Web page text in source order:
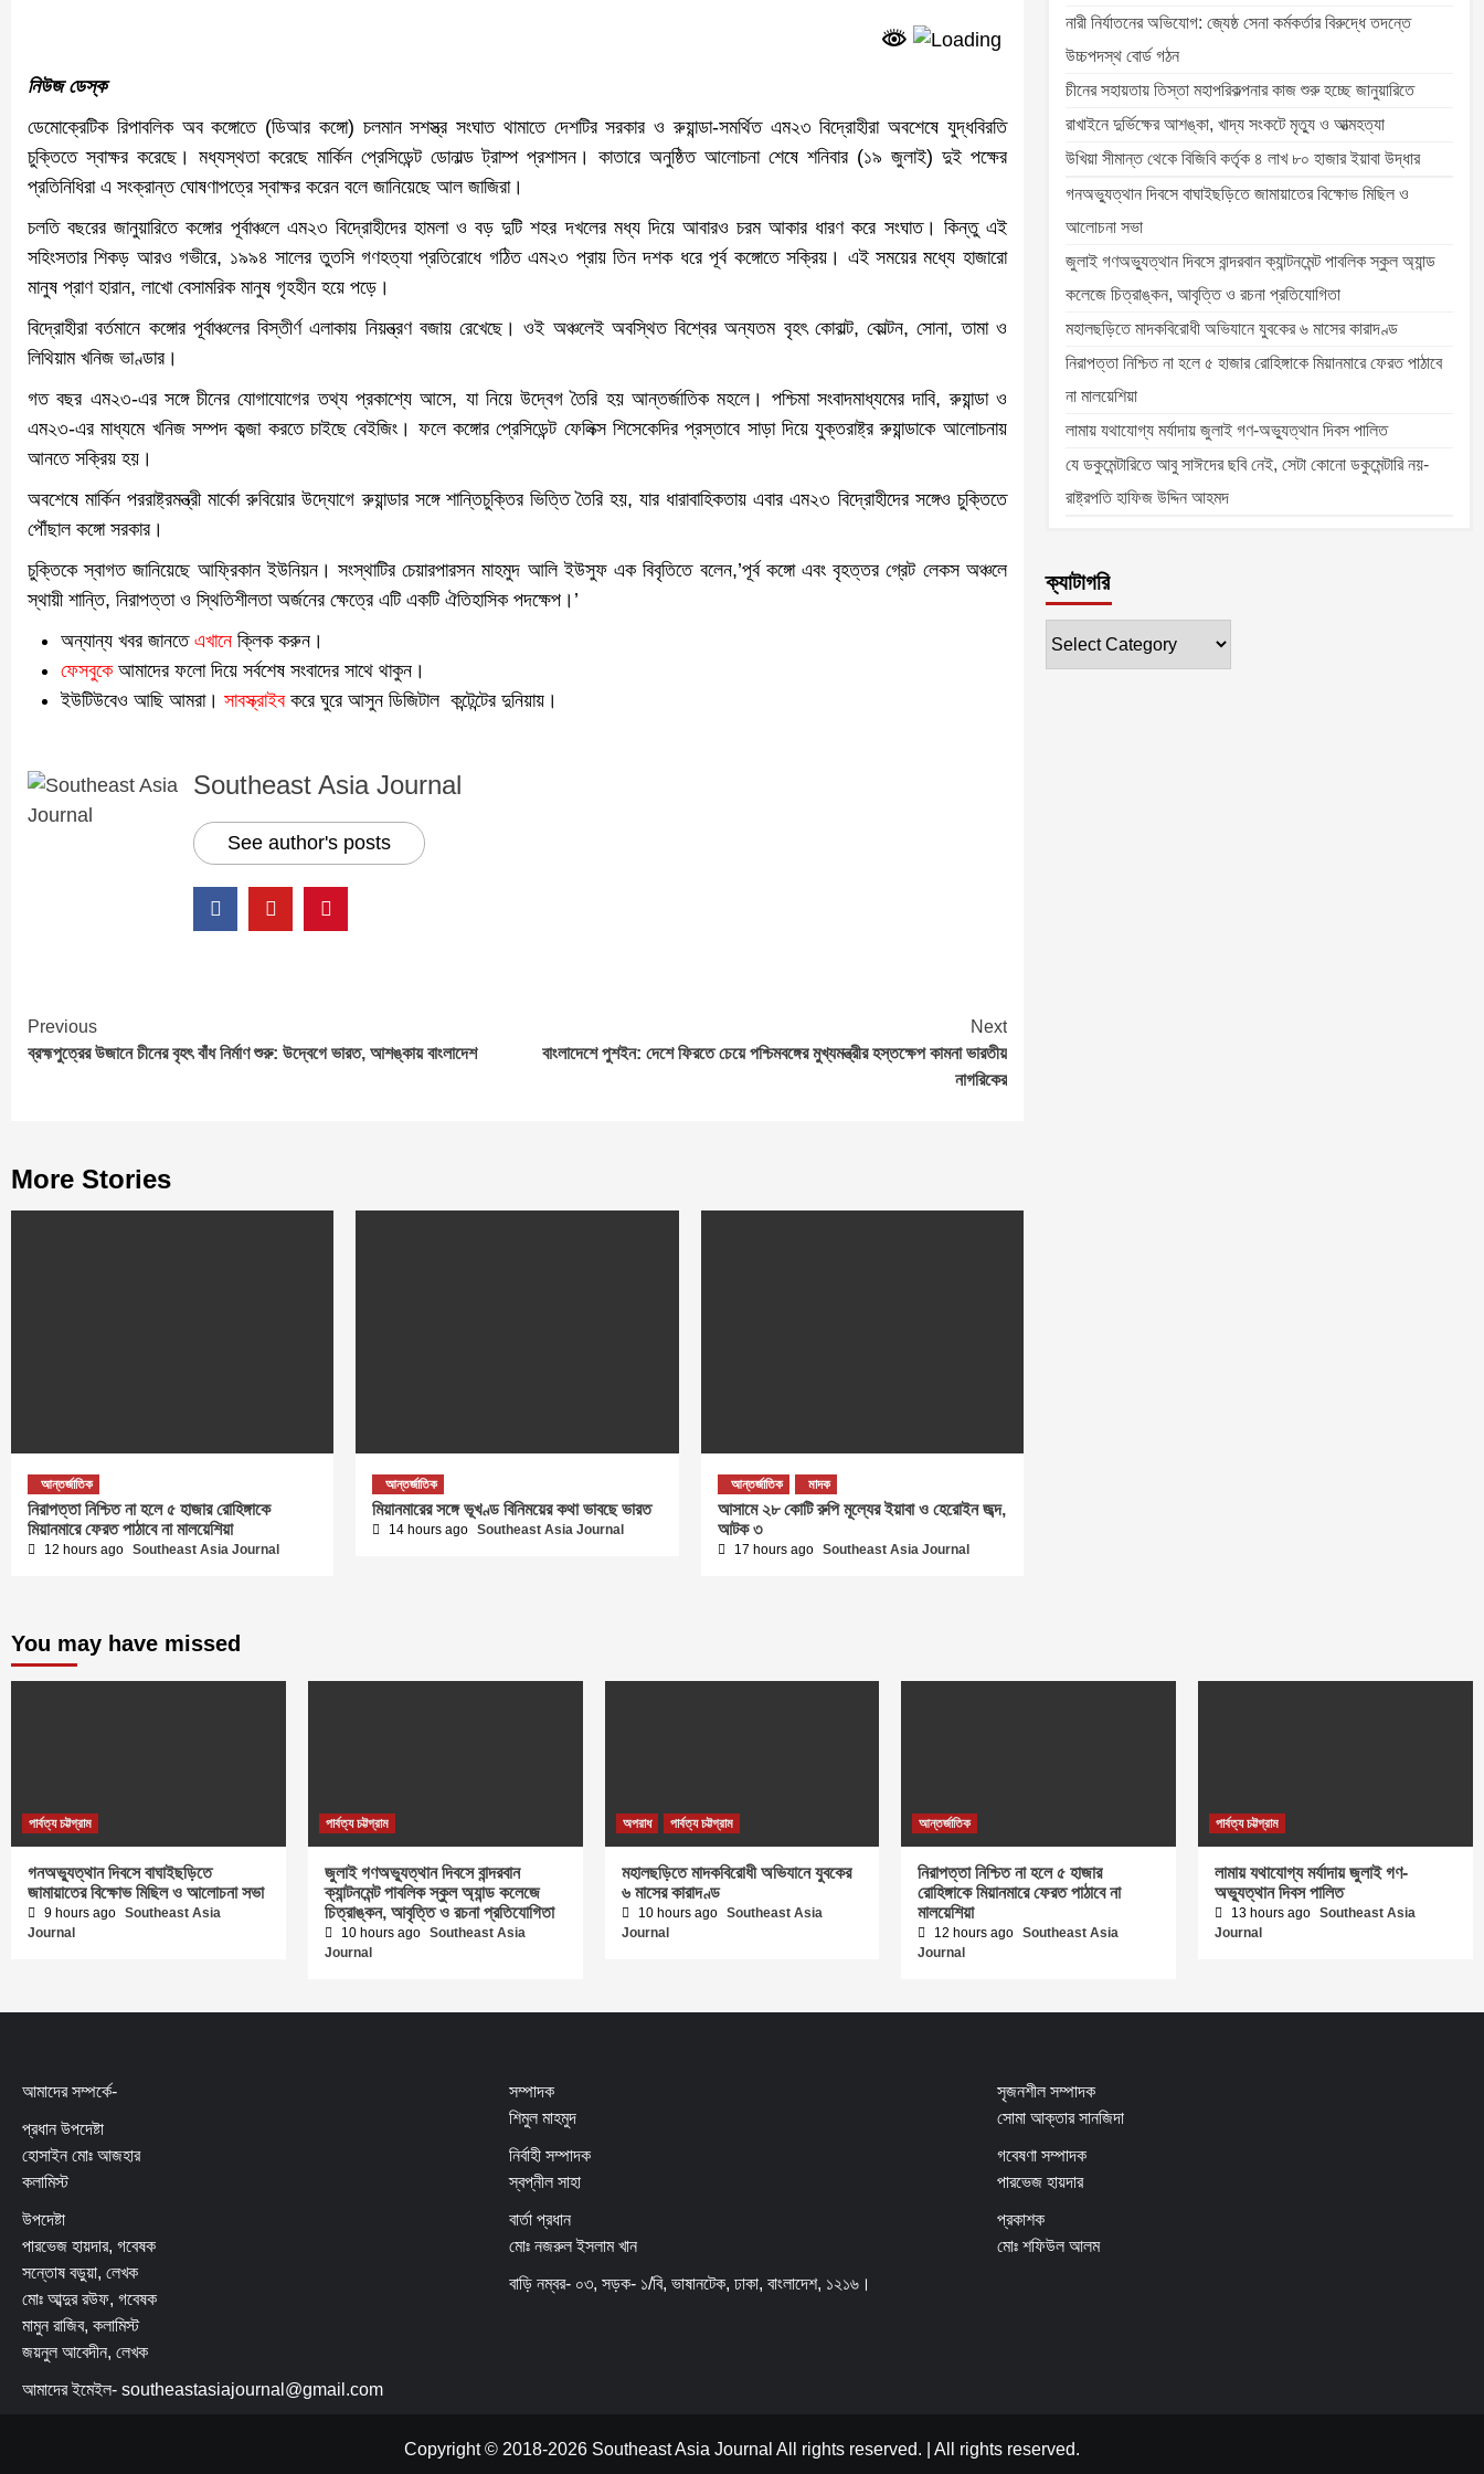
নিউজ ডেস্ক
ডেমোক্রেটিক রিপাবলিক অব কঙ্গোতে (ডিআর কঙ্গো) চলমান সশস্ত্র সংঘাত থামাতে দেশটির সরকার ও রুয়ান্ডা-সমর্থিত এম২৩ বিদ্রোহীরা অবশেষে যুদ্ধবিরতি
চুক্তিতে স্বাক্ষর করেছে। মধ্যস্থতা করেছে মার্কিন প্রেসিডেন্ট ডোনাল্ড ট্রাম্প প্রশাসন। কাতারে অনুষ্ঠিত আলোচনা শেষে শনিবার (১৯ জুলাই) দুই পক্ষের
প্রতিনিধিরা এ সংক্রান্ত ঘোষণাপত্রে স্বাক্ষর করেন বলে জানিয়েছে আল জাজিরা।
চলতি বছরের জানুয়ারিতে কঙ্গোর পূর্বাঞ্চলে এম২৩ বিদ্রোহীদের হামলা ও বড় দুটি শহর দখলের মধ্য দিয়ে আবারও চরম আকার ধারণ করে সংঘাত। কিন্তু এই
সহিংসতার শিকড় আরও গভীরে, ১৯৯৪ সালের তুতসি গণহত্যা প্রতিরোধে গঠিত এম২৩ প্রায় তিন দশক ধরে পূর্ব কঙ্গোতে সক্রিয়। এই সময়ের মধ্যে হাজারো
মানুষ প্রাণ হারান, লাখো বেসামরিক মানুষ গৃহহীন হয়ে পড়ে।
বিদ্রোহীরা বর্তমানে কঙ্গোর পূর্বাঞ্চলের বিস্তীর্ণ এলাকায় নিয়ন্ত্রণ বজায় রেখেছে। ওই অঞ্চলেই অবস্থিত বিশ্বের অন্যতম বৃহৎ কোবাল্ট, কোল্টন, সোনা, তামা ও
লিথিয়াম খনিজ ভাণ্ডার।
গত বছর এম২৩-এর সঙ্গে চীনের যোগাযোগের তথ্য প্রকাশ্যে আসে, যা নিয়ে উদ্বেগ তৈরি হয় আন্তর্জাতিক মহলে। পশ্চিমা সংবাদমাধ্যমের দাবি, রুয়ান্ডা ও
এম২৩-এর মাধ্যমে খনিজ সম্পদ কব্জা করতে চাইছে বেইজিং। ফলে কঙ্গোর প্রেসিডেন্ট ফেলিক্স শিসেকেদির প্রস্তাবে সাড়া দিয়ে যুক্তরাষ্ট্র রুয়ান্ডাকে আলোচনায়
আনতে সক্রিয় হয়।
অবশেষে মার্কিন পররাষ্ট্রমন্ত্রী মার্কো রুবিয়োর উদ্যোগে রুয়ান্ডার সঙ্গে শান্তিচুক্তির ভিত্তি তৈরি হয়, যার ধারাবাহিকতায় এবার এম২৩ বিদ্রোহীদের সঙ্গেও চুক্তিতে
পৌঁছাল কঙ্গো সরকার।
চুক্তিকে স্বাগত জানিয়েছে আফ্রিকান ইউনিয়ন। সংস্থাটির চেয়ারপারসন মাহমুদ আলি ইউসুফ এক বিবৃতিতে বলেন,’পূর্ব কঙ্গো এবং বৃহত্তর গ্রেট লেকস অঞ্চলে
স্থায়ী শান্তি, নিরাপত্তা ও স্থিতিশীলতা অর্জনের ক্ষেত্রে এটি একটি ঐতিহাসিক পদক্ষেপ।’
অন্যান্য খবর জানতে এখানে ক্লিক করুন।
ফেসবুকেআমাদের ফলো দিয়ে সর্বশেষ সংবাদের সাথে থাকুন।
ইউটিউবেও আছি আমরা। সাবস্ক্রাইব করে ঘুরে আসুন ডিজিটাল কন্টেন্টের দুনিয়ায়।
Southeast Asia Journal
See author's posts
Continue
Reading
Previous
ব্রহ্মপুত্রের উজানে চীনের বৃহৎ বাঁধ নির্মাণ শুরু: উদ্বেগে ভারত, আশঙ্কায় বাংলাদেশ
Next
বাংলাদেশে পুশইন: দেশে ফিরতে চেয়ে পশ্চিমবঙ্গের মুখ্যমন্ত্রীর হস্তক্ষেপ কামনা ভারতীয়
নাগরিকের
More Stories
আন্তর্জাতিক
নিরাপত্তা নিশ্চিত না হলে ৫ হাজার রোহিঙ্গাকে
মিয়ানমারে ফেরত পাঠাবে না মালয়েশিয়া
12 hours ago Southeast Asia Journal
আন্তর্জাতিক
মিয়ানমারের সঙ্গে ভূখণ্ড বিনিময়ের কথা ভাবছে ভারত
14 hours ago Southeast Asia Journal
আন্তর্জাতিক মাদক
আসামে ২৮ কোটি রুপি মূল্যের ইয়াবা ও হেরোইন জব্দ,
আটক ৩
17 hours ago Southeast Asia Journal
নারী নির্যাতনের অভিযোগ: জ্যেষ্ঠ সেনা কর্মকর্তার বিরুদ্ধে তদন্তে
উচ্চপদস্থ বোর্ড গঠন
চীনের সহায়তায় তিস্তা মহাপরিকল্পনার কাজ শুরু হচ্ছে জানুয়ারিতে
রাখাইনে দুর্ভিক্ষের আশঙ্কা, খাদ্য সংকটে মৃত্যু ও আত্মহত্যা
উখিয়া সীমান্ত থেকে বিজিবি কর্তৃক ৪ লাখ ৮০ হাজার ইয়াবা উদ্ধার
গনঅভ্যুত্থান দিবসে বাঘাইছড়িতে জামায়াতের বিক্ষোভ মিছিল ও
আলোচনা সভা
জুলাই গণঅভ্যুত্থান দিবসে বান্দরবান ক্যান্টনমেন্ট পাবলিক স্কুল অ্যান্ড
কলেজে চিত্রাঙ্কন, আবৃত্তি ও রচনা প্রতিযোগিতা
মহালছড়িতে মাদকবিরোধী অভিযানে যুবকের ৬ মাসের কারাদণ্ড
নিরাপত্তা নিশ্চিত না হলে ৫ হাজার রোহিঙ্গাকে মিয়ানমারে ফেরত পাঠাবে
না মালয়েশিয়া
লামায় যথাযোগ্য মর্যাদায় জুলাই গণ-অভ্যুত্থান দিবস পালিত
যে ডকুমেন্টারিতে আবু সাঈদের ছবি নেই, সেটা কোনো ডকুমেন্টারি নয়-
রাষ্ট্রপতি হাফিজ উদ্দিন আহমদ
ক্যাটাগরি
You may have missed
পার্বত্য চট্টগ্রাম
গনঅভ্যুত্থান দিবসে বাঘাইছড়িতে
জামায়াতের বিক্ষোভ মিছিল ও আলোচনা সভা
9 hours ago Southeast Asia
Journal
পার্বত্য চট্টগ্রাম
জুলাই গণঅভ্যুত্থান দিবসে বান্দরবান
ক্যান্টনমেন্ট পাবলিক স্কুল অ্যান্ড কলেজে
চিত্রাঙ্কন, আবৃত্তি ও রচনা প্রতিযোগিতা
10 hours ago Southeast Asia
Journal
অপরাধ পার্বত্য চট্টগ্রাম
মহালছড়িতে মাদকবিরোধী অভিযানে যুবকের
৬ মাসের কারাদণ্ড
10 hours ago Southeast Asia
Journal
আন্তর্জাতিক
নিরাপত্তা নিশ্চিত না হলে ৫ হাজার
রোহিঙ্গাকে মিয়ানমারে ফেরত পাঠাবে না
মালয়েশিয়া
12 hours ago Southeast Asia
Journal
পার্বত্য চট্টগ্রাম
লামায় যথাযোগ্য মর্যাদায় জুলাই গণ-
অভ্যুত্থান দিবস পালিত
13 hours ago Southeast Asia
Journal
আমাদের সম্পর্কে-
প্রধান উপদেষ্টা
হোসাইন মোঃ আজহার
কলামিস্ট
উপদেষ্টা
পারভেজ হায়দার, গবেষক
সন্তোষ বড়ুয়া, লেখক
মোঃ আব্দুর রউফ, গবেষক
মামুন রাজিব, কলামিস্ট
জয়নুল আবেদীন, লেখক
আমাদের ইমেইল- southeastasiajournal@gmail.com
সম্পাদক
শিমুল মাহমুদ
নির্বাহী সম্পাদক
স্বপ্নীল সাহা
বার্তা প্রধান
মোঃ নজরুল ইসলাম খান
বাড়ি নম্বর- ০৩, সড়ক- ১/বি, ভাষানটেক, ঢাকা, বাংলাদেশ, ১২১৬।
সৃজনশীল সম্পাদক
সোমা আক্তার সানজিদা
গবেষণা সম্পাদক
পারভেজ হায়দার
প্রকাশক
মোঃ শফিউল আলম
Copyright © 2018-2026 Southeast Asia Journal All rights reserved. All rights reserved.